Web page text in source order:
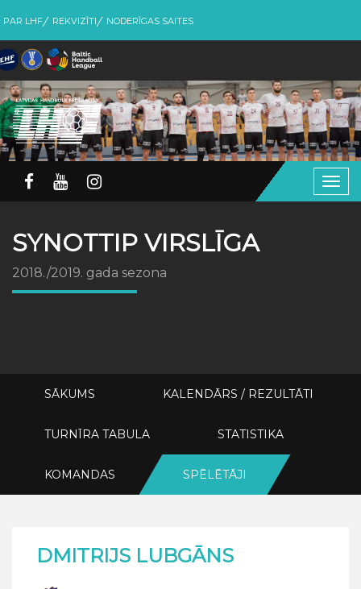
PAR LHF REKVIZĪTI NODERĪGAS SAITES
SYNOTTIP VIRSLĪGA
2018./2019. gada sezona
SĀKUMS KALENDĀRS / REZULTĀTI
TURNĪRA TABULA STATISTIKA
KOMANDAS SPĒLĒTĀJI
DMITRIJS LUBGĀNS